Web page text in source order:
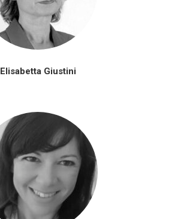
Elisabetta Giustini